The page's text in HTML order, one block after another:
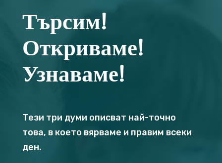
Търсим!
Откриваме!
Узнаваме!
Тези три думи описват най-точно
това, в което вярваме и правим всеки
ден.